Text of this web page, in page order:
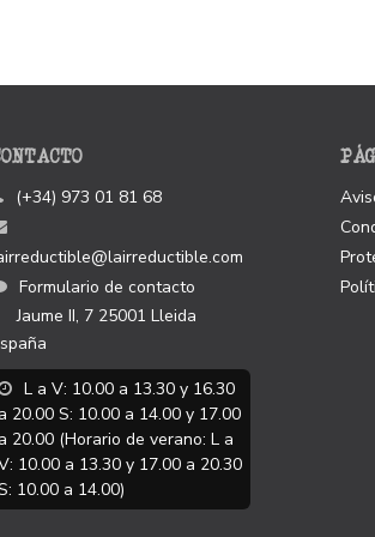
(+34) 973 01 81 68
Formulario de contacto
Jaume II, 7 25001 Lleida
L a V: 10.00 a 13.30 y 16.30
20.00 S: 10.00 a 14.00 y 17.00
20.00 (Horario de verano: L a
10.00 a 13.30 y 17.00 a 20.30
10.00 a 14.00)